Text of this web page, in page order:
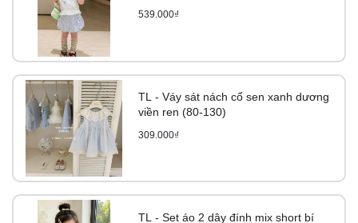
539.000₫
TL - Váy sát nách cổ sen xanh dương
viền ren (80-130)
309.000₫
TL - Set áo 2 dây đính mix short bí